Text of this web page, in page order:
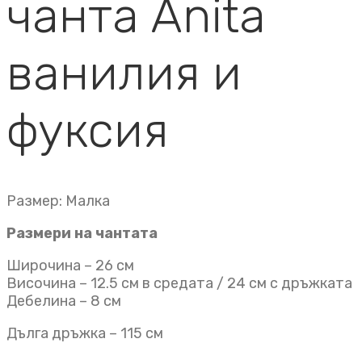
чанта Anita
ванилия и
фуксия
Размер: Малка
Размери на чантата
Широчина – 26 см
Височина – 12.5 см в средата / 24 см с дръжката
Дебелина – 8 см
Дълга дръжка – 115 см